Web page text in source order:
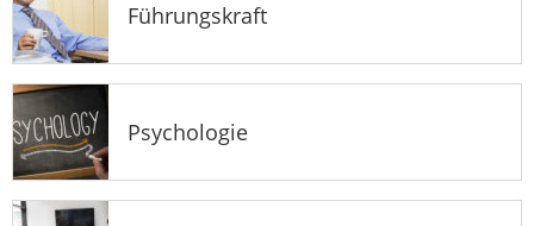
Führungskraft
Psychologie